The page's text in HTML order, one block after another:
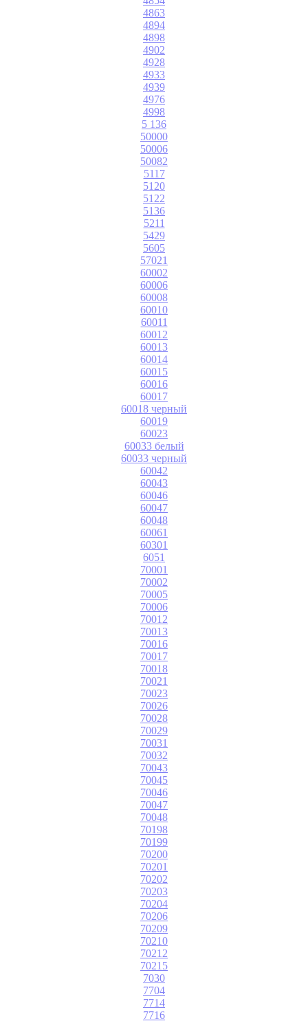
4863
4894
4898
4902
4928
4933
4939
4976
4998
5 136
50000
50006
50082
5117
5120
5122
5136
5211
5429
5605
57021
60002
60006
60008
60010
60011
60012
60013
60014
60015
60016
60017
60018 черный
60019
60023
60033 белый
60033 черный
60042
60043
60046
60047
60048
60061
60301
6051
70001
70002
70005
70006
70012
70013
70016
70017
70018
70021
70023
70026
70028
70029
70031
70032
70043
70045
70046
70047
70048
70198
70199
70200
70201
70202
70203
70204
70206
70209
70210
70212
70215
7030
7704
7714
7716